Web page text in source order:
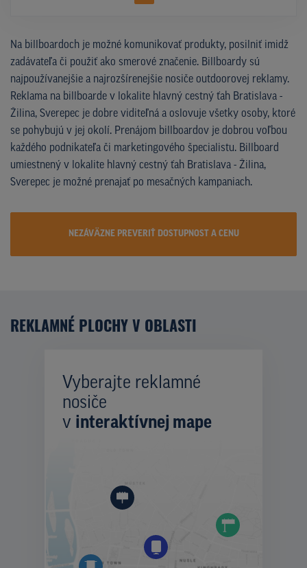
Na billboardoch je možné komunikovať produkty, posilniť imidž
zadávateľa či použiť ako smerové značenie. Billboardy sú
najpoužívanejšie a najrozšírenejšie nosiče outdoorovej reklamy.
Reklama na billboarde v lokalite hlavný cestný ťah Bratislava -
Žilina, Sverepec je dobre viditeľná a oslovuje všetky osoby, ktoré
se pohybujú v jej okolí. Prenájom billboardov je dobrou voľbou
každého podnikateľa či marketingového špecialistu. Billboard
umiestnený v lokalite hlavný cestný ťah Bratislava - Žilina,
Sverepec je možné prenajať po mesačných kampaniach.
NEZÁVÄZNE PREVERIŤ DOSTUPNOST A CENU
REKLAMNÉ PLOCHY V OBLASTI
Vyberajte reklamné
nosiče
v interaktívnej mape